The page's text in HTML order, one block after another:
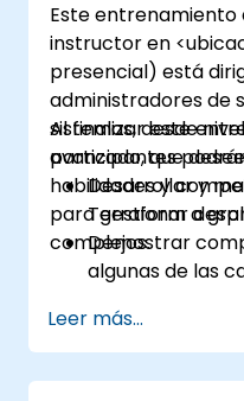
Implementar
mantener y
nube con
Este
instructor en
presencial) está
administradores de
sistemas, desde
avanzado, que
habilidades y
para gestionar
complejos.
Al finalizar este
participantes
Desarrollar y
Terraform a
Demostrar
algunas de las
expresiones.
Utilizar varias
automatización
Leer más...